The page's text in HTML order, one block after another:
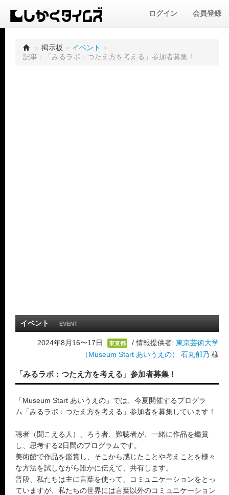
ログイン 会員登録
» 掲示板 » イベント »
記事：「みるラボ：つたえ方を考える」参加者募集！
イベント EVENT
2024年8月16〜17日 東京都 / 情報提供者: 東京芸術大学
（Museum Start あいうえの） 石丸郁乃 様
「みるラボ：つたえ方を考える」参加者募集！
「Museum Start あいうえの」では、今夏開催するプログラ
ム「みるラボ：つたえ方を考える」参加者を募集しています！
聴者（聞こえる人）、ろう者、難聴者が、一緒に作品を鑑賞
し、思考する2日間のプログラムです。
美術館で作品を鑑賞し、そこから感じたことや考えことを様々
な方法を試しながら誰かに伝えて、共有します。
普段、私たちは主に言葉を使って、コミュニケーションをとっ
ていますが、私たちの世界には言葉以外のコミュニケーション